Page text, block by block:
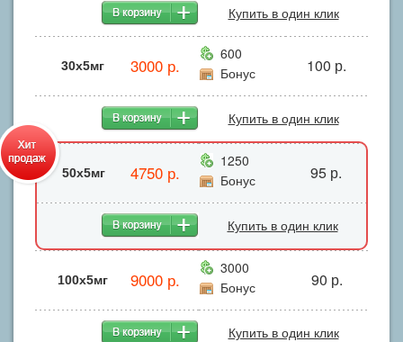
Купить в один клик
30х5мг 3000 р.
600
Бонус
100 р.
Купить в один клик
50х5мг 4750 р.
1250
Бонус
95 р.
Купить в один клик
100х5мг 9000 р.
3000
Бонус
90 р.
Купить в один клик